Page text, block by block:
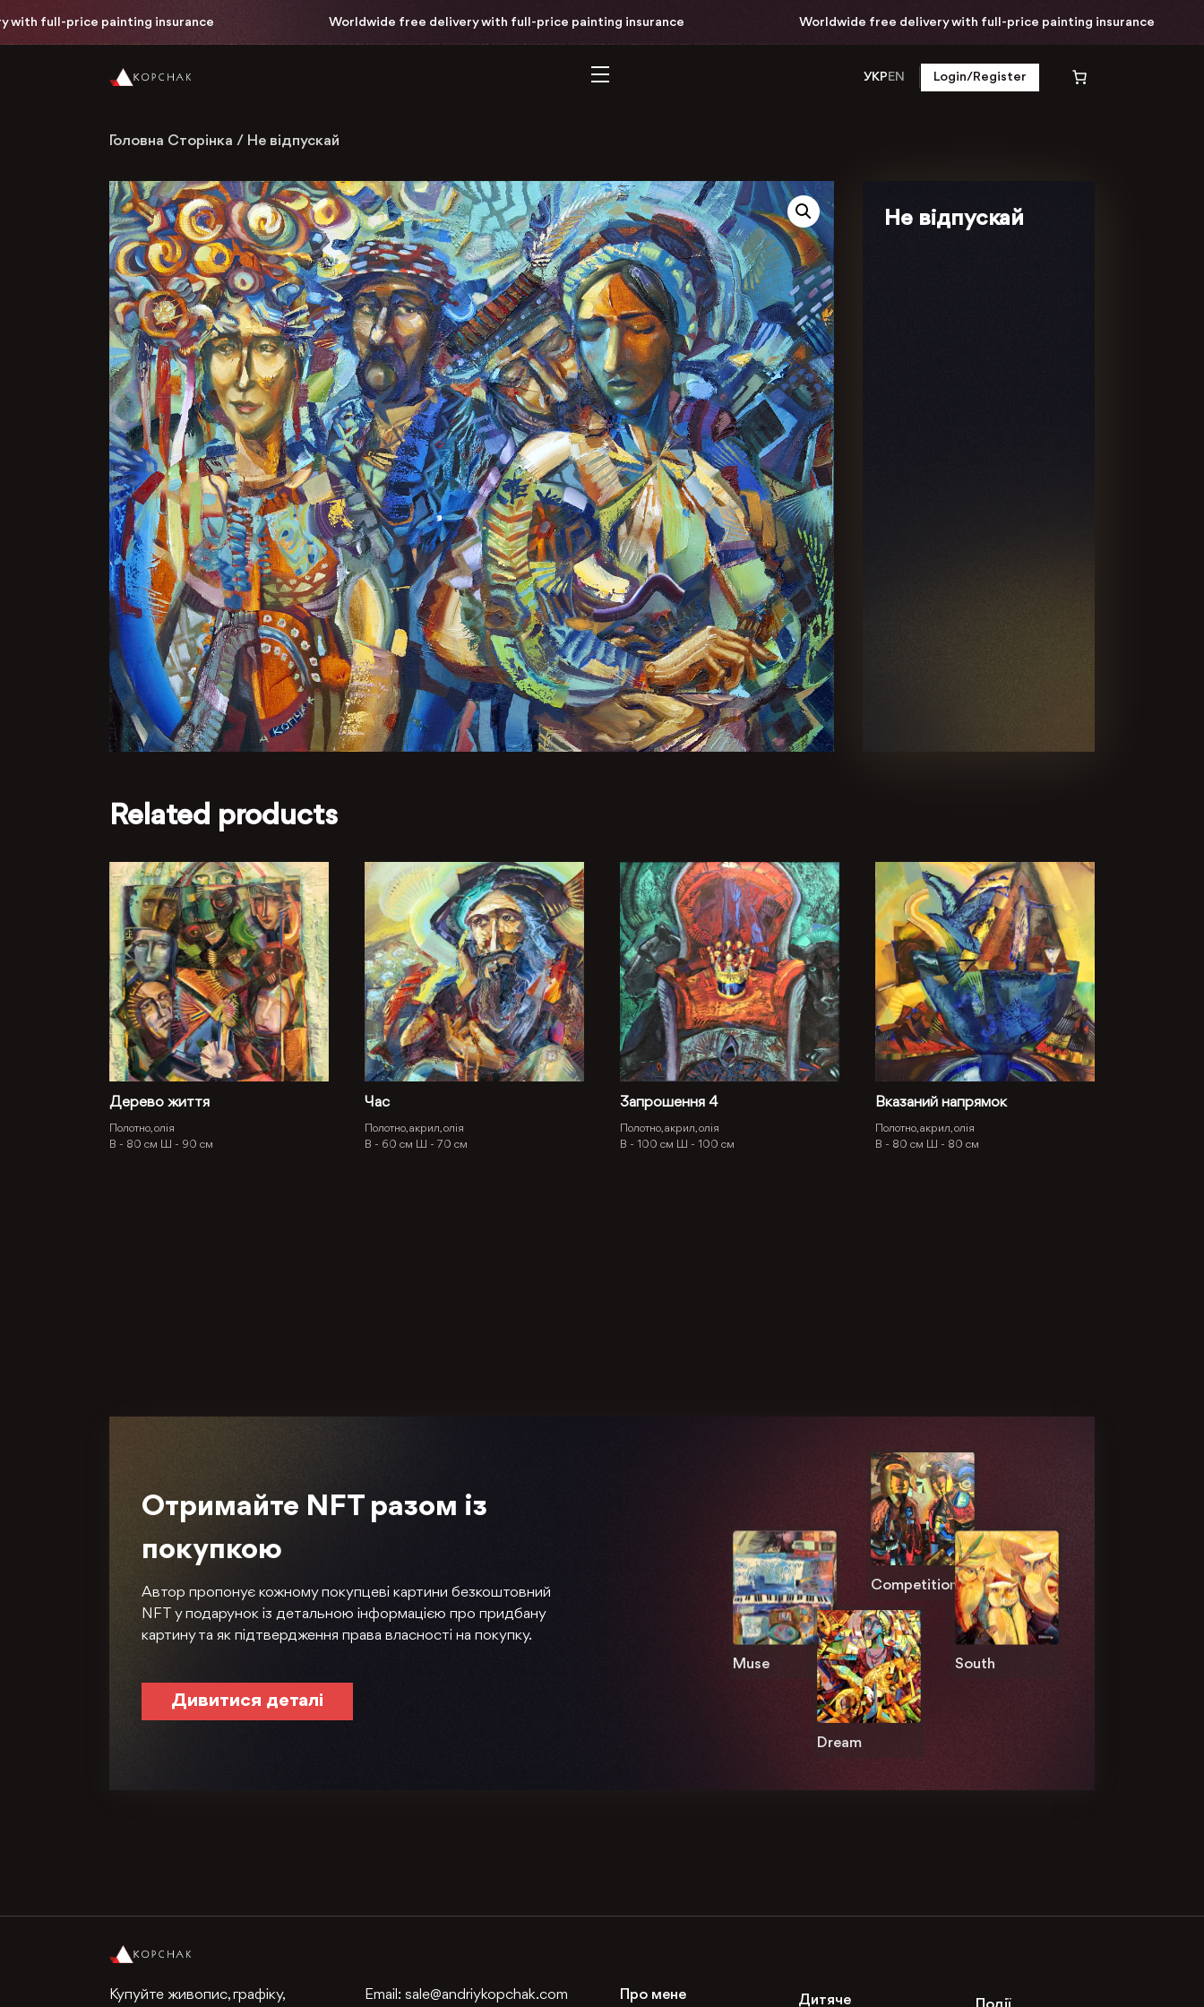
full-price painting insurance Worldwide free delivery with full-price painting insurance Worldwide free delivery with full-price painting insurance
УКРEN Login/Register
Головна Сторінка / Не відпускай
Не відпускай
Related products
Дерево життя
Полотно, олія
В - 80 см Ш - 90 см
Час
Полотно, акрил, олія
В - 60 см Ш - 70 см
Запрошення 4
Полотно, акрил, олія
В - 100 см Ш - 100 см
Вказаний напрямок
Полотно, акрил, олія
В - 80 см Ш - 80 см
Отримайте NFT разом із
покупкою
Автор пропонує кожному покупцеві картини безкоштовний
NFT у подарунок із детальною інформацією про придбану
картину та як підтвердження права власності на покупку.
Дивитися деталі
Muse
Dream
Competition
South
Купуйте живопис, графіку, Email: sale@andriykopchak.com Про мене Дитяче